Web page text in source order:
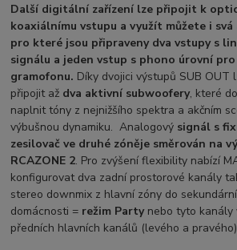
Další digitální zařízení lze připojit k
koaxiálnímu vstupu a využít můžete i
pro které jsou připraveny dva vstupy s
signálu a jeden vstup s phono úrovní
gramofonu. Díky dvojici výstupů SUB OUT
připojit až dva aktivní subwoofery, které
naplnit tóny z nejnižšího spektra a akčním
výbušnou dynamiku. Analogový signál s
zesilovač ve druhé zóněje směrován na
RCAZONE 2. Pro zvýšení flexibility nabízí
konfigurovat dva zadní prostorové kanály
stereo downmix z hlavní zóny do
domácnosti = režim Partynebo tyto kanály
předních hlavních kanálů (levého a